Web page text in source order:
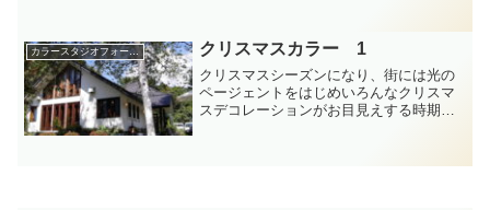
さと、質感が際立つ。卵のようになめら
かで、すこしクリーミーな白...
カラースタジオフォーミーのカラー講座 クリスマスカラー 1
クリスマスシーズンになり、街には光の
ページェントをはじめいろんなクリスマ
スデコレーションがお目見えする時期に